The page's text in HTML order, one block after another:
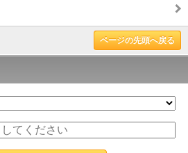
ページの先頭へ戻る